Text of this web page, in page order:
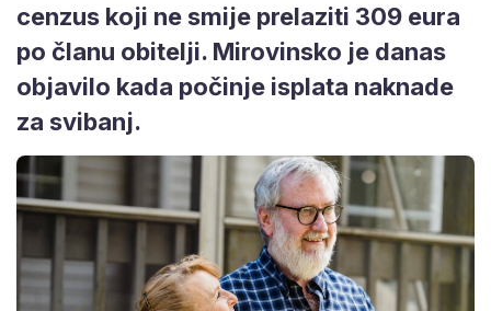
cenzus koji ne smije prelaziti 309 eura
po članu obitelji. Mirovinsko je danas
objavilo kada počinje isplata naknade
za svibanj.